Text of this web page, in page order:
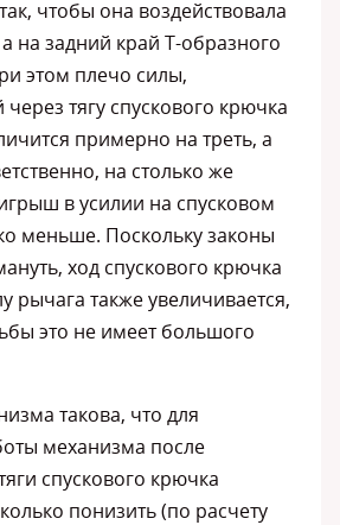
чтобы она воздействовала
на задний край Т-образного
этом плечо силы,
тягу спускового крючка
примерно на треть, а
на столько же
в усилии на спусковом
меньше. Поскольку законы
ход спускового крючка
рычага также увеличивается,
это не имеет большого
такова, что для
механизма после
спускового крючка
понизить (по расчету